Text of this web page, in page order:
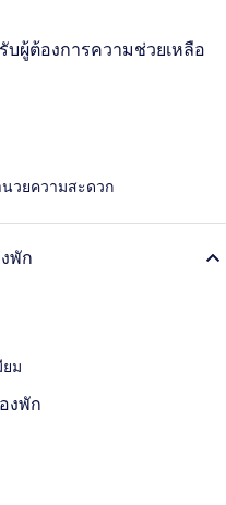
ผู้ต้องการความช่วยเหลือ
วยความสะดวก
พัก
ม
งพัก